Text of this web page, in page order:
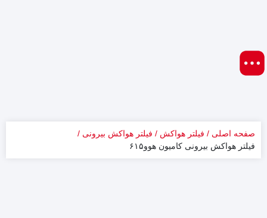
صفحه اصلی فیلتر هواکش
فیلتر هواکش بیرونی
فیلتر هواکش بیرونی کامیون هوو۶۱۵